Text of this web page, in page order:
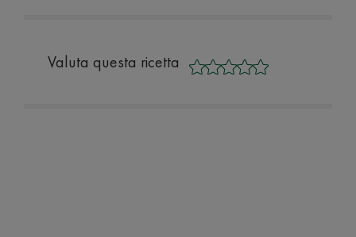
Valuta questa ricetta